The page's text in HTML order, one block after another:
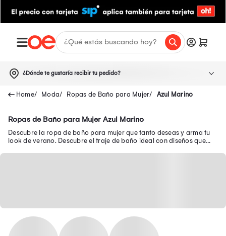
¿Dónde te gustaría recibir tu pedido?
Moda Ropas de Baño para Mujer Azul Marino
Ropas de Baño para Mujer Azul Marino
Descubre la ropa de baño para mujer que tanto deseas y arma tu
look de verano. Descubre el traje de baño ideal con diseños que